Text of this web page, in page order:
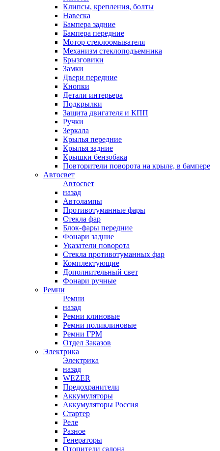
Клипсы, крепления, болты
Навеска
Бампера задние
Бампера передние
Мотор стеклоомывателя
Механизм стеклоподъемника
Брызговики
Замки
Двери передние
Кнопки
Детали интерьера
Подкрылки
Защита двигателя и КПП
Ручки
Зеркала
Крылья передние
Крылья задние
Крышки бензобака
Повторители поворота на крыле, в бампере
Автосвет
Автосвет
назад
Автолампы
Противотуманные фары
Стекла фар
Блок-фары передние
Фонари задние
Указатели поворота
Стекла противотуманных фар
Комплектующие
Дополнительный свет
Фонари ручные
Ремни
Ремни
назад
Ремни клиновые
Ремни поликлиновые
Ремни ГРМ
Отдел Заказов
Электрика
Электрика
назад
WEZER
Предохранители
Аккумуляторы
Аккумуляторы Россия
Стартер
Реле
Разное
Генераторы
Отопители салона